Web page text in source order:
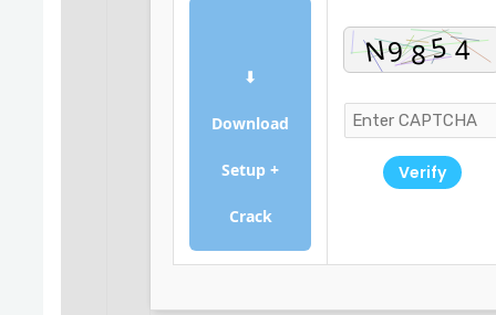
⬇
Download
Setup +
Crack
Verify